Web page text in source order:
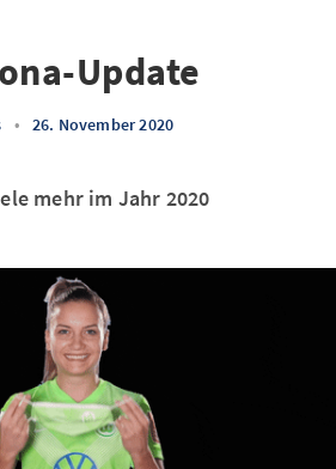
Update
• 26. November 2020
mehr im Jahr 2020